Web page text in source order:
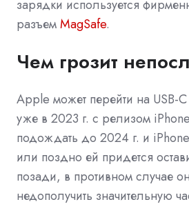
зарядки используется
разъемMagSafe.
Чем грозит
Apple может перейти на USB-C
уже в 2023 г. с релизом
подождать до 2024 г. и
или поздно ей придется
позади, в противном случае
недополучить значительную